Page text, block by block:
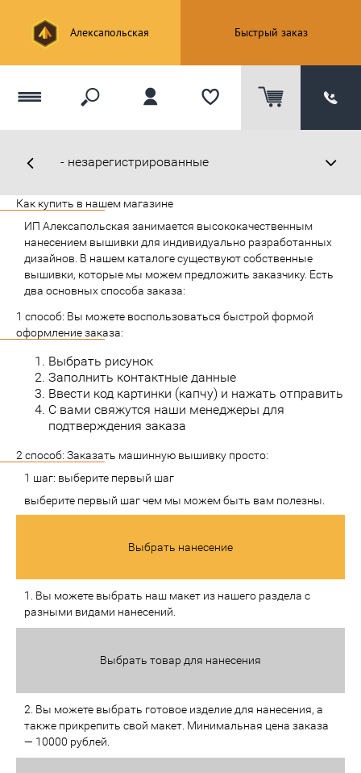
Алексапольская Быстрый заказ
Как купить в нашем магазине
ИП Алексапольская занимается высококачественным
нанесением вышивки для индивидуально разработанных
дизайнов. В нашем каталоге существуют собственные
вышивки, которые мы можем предложить заказчику. Есть
два основных способа заказа:
1 способ: Вы можете воспользоваться быстрой формой
оформление заказа:
Выбрать рисунок
Заполнить контактные данные
Ввести код картинки (капчу) и нажать отправить
С вами свяжутся наши менеджеры для
подтверждения заказа
2 способ: Заказать машинную вышивку просто:
1 шаг: выберите первый шаг
выберите первый шаг чем мы можем быть вам полезны.
Выбрать нанесение
1. Вы можете выбрать наш макет из нашего раздела с
разными видами нанесений.
Выбрать товар для нанесения
2. Вы можете выбрать готовое изделие для нанесения, а
также прикрепить свой макет. Минимальная цена заказа
— 10000 рублей.